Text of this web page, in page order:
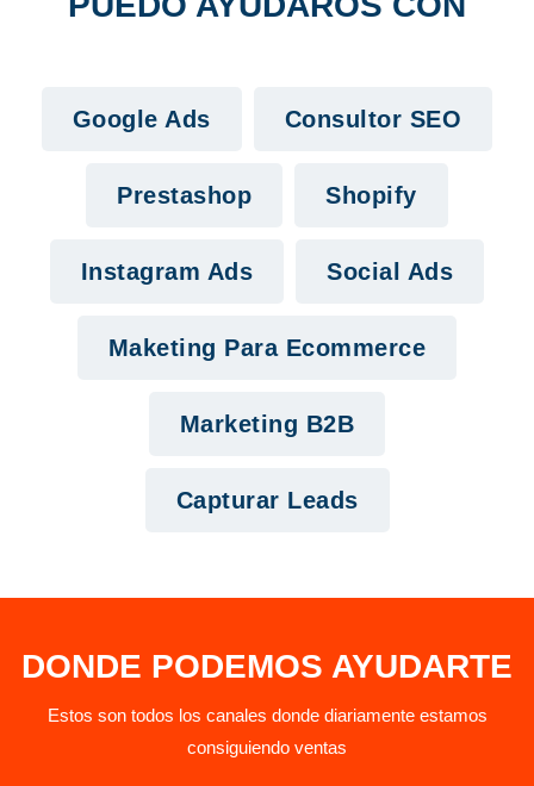
Google Ads Consultor SEO
Prestashop Shopify
Instagram Ads Social Ads
Maketing Para Ecommerce
Marketing B2B
Capturar Leads
DONDE PODEMOS AYUDARTE
Estos son todos los canales donde diariamente estamos
consiguiendo ventas